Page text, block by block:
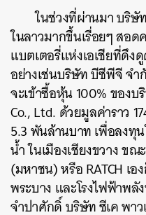
ในช่วงที่ผ่านมา บริษั
ในลาวมากขึ้นเรื่อยๆ สอ
แบตเตอรี่แห่งเอเชียที่ดึง
อย่างเช่นบริษัท บีซีพีจี จำ
จะเข้าซื้อหุ้น 100% ของบ
Co., Ltd. ด้วยมูลค่าราว
5.3 พันล้านบาท เพื่อลงทุ
น้ำ ในเมืองเชียงขวาง ข
(มหาชน) หรือ RATCH เ
พระบาง และโรงไฟฟ้าพลั
จำปาศักดิ์ บริษัท ซีเค พา